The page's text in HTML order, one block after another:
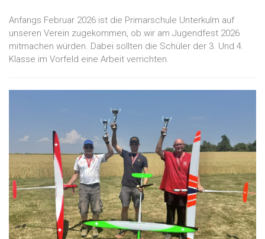
Anfangs Februar 2026 ist die Primarschule Unterkulm auf
unseren Verein zugekommen, ob wir am Jugendfest 2026
mitmachen würden. Dabei sollten die Schüler der 3. Und 4.
Klasse im Vorfeld eine Arbeit verrichten.